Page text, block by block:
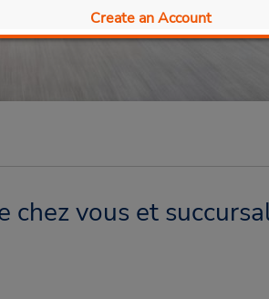
Create an Account
chez vous et